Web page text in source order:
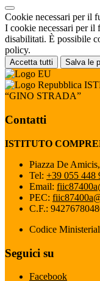
Cookie necessari per il
I cookie necessari per il
disabilitati. È possibile
policy.
Accetta tutti Salva le
“GINO STRADA”
Contatti
ISTITUTO
Piazza De
Tel: +39 055 448
Email:
PEC:
C.F.:
Codice
Seguici su
Facebook